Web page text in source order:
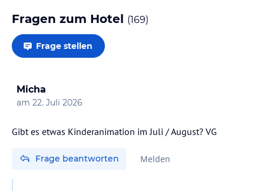
Fragen zum Hotel (169)
Frage stellen
Micha
am 22. Juli 2026
Gibt es etwas Kinderanimation im Juli / August? VG
Frage beantworten Melden